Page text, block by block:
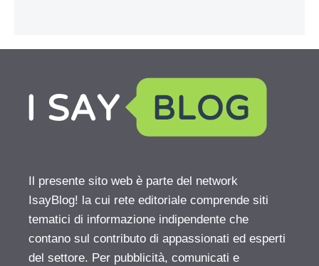
Il presente sito web è parte del network
IsayBlog! la cui rete editoriale comprende siti
tematici di informazione indipendente che
contano sul contributo di appassionati ed esperti
del settore. Per pubblicità, comunicati e